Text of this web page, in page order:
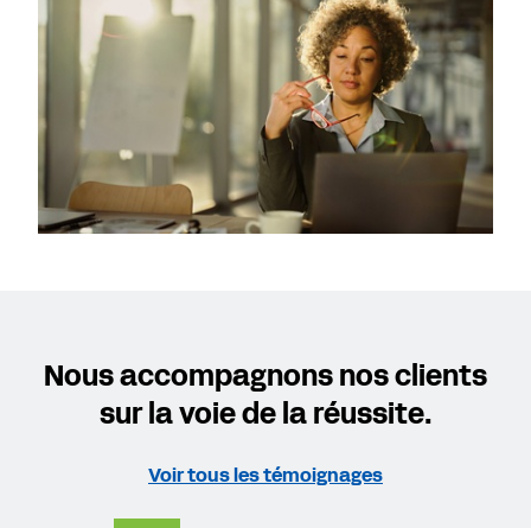
Nous accompagnons nos clients
sur la voie de la réussite.
Voir tous les témoignages